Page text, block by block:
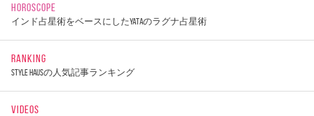
HOROSCOPE
インド占星術をベースにしたYATAのラグナ占星術
RANKING
STYLE HAUSの人気記事ランキング
VIDEOS